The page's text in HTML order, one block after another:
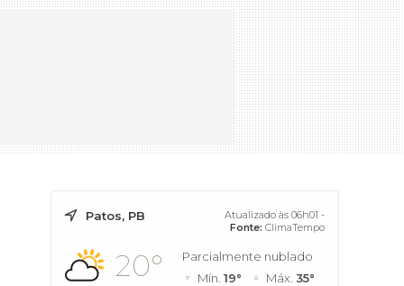
Patos, PB
Atualizado às 06h01 -
Fonte: ClimaTempo
20°
Parcialmente nublado
Mín. 19° Máx. 35°